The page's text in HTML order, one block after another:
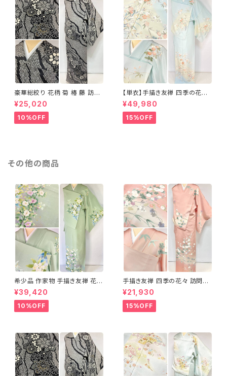
豪華総絞り 花柄 菊 椿 藤 訪問
着 鹿の子絞り ラメ 正絹 黒 白
グレー 1435
¥25,020
10%OFF
【単衣】手描き友禅 四季の花々
正絹 訪問着 水色 黄緑 白 パス
テルカラー 1431
¥49,980
15%OFF
その他の商品
希少品 作家物 手描き友禅 花鳥
文 椿 沈丁花 訪問着 正絹 袷 黄
緑 青 白 1418
¥39,420
10%OFF
手描き友禅 四季の花々 訪問着
袷 正絹 サーモンピンク クリー
ム 白 桃花色 1434
¥21,930
15%OFF